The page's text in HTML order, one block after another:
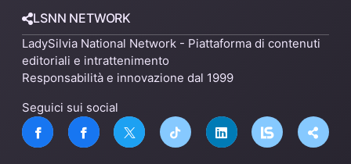
LSNN NETWORK
LadySilvia National Network - Piattaforma di contenuti
editoriali e intrattenimento
Responsabilità e innovazione dal 1999
Seguici sui social